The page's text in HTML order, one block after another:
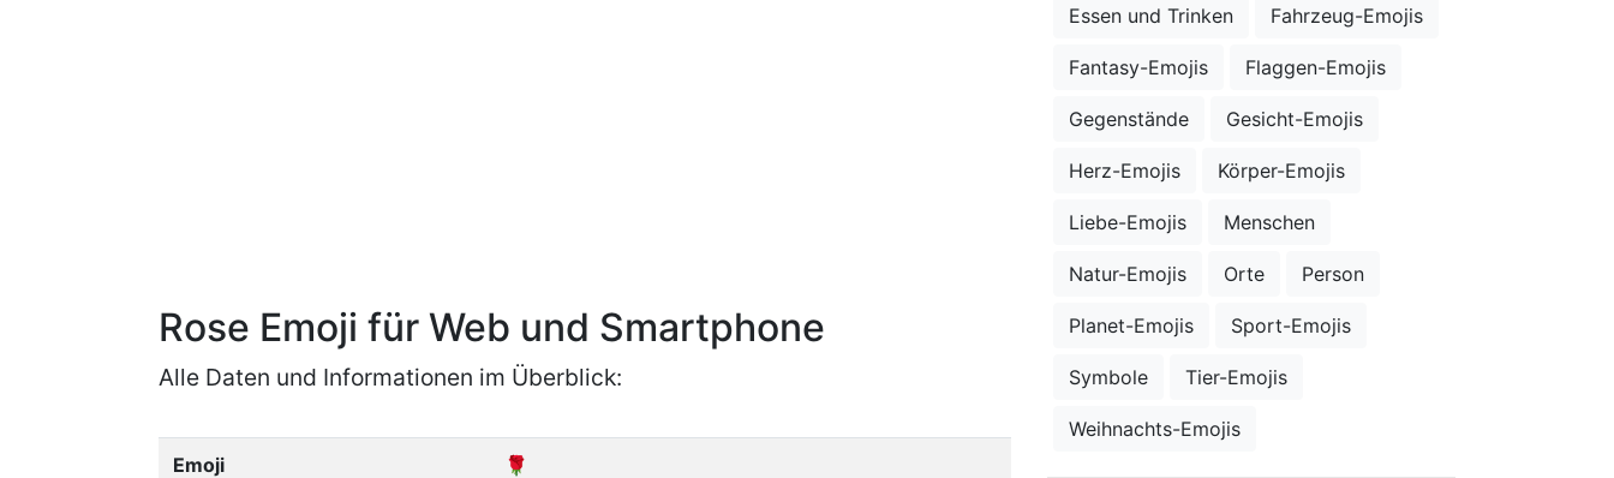
Rose Emoji für Web und Smartphone
Alle Daten und Informationen im Überblick:
Emoji 🌹
Essen und Trinken Fahrzeug-Emojis
Fantasy-Emojis Flaggen-Emojis
Gegenstände Gesicht-Emojis
Herz-Emojis Körper-Emojis
Liebe-Emojis Menschen
Natur-Emojis Orte Person
Planet-Emojis Sport-Emojis
Symbole Tier-Emojis
Weihnachts-Emojis